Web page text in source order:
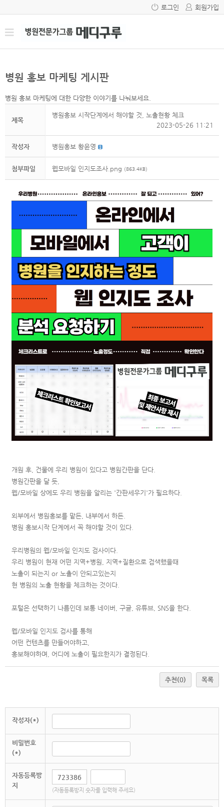
로그인 회원가입
병원 홍보 마케팅 게시판
병원 홍보 마케팅에 대한 다양한 이야기를 나눠보세요.
제목
병원홍보 시작단계에서 해야할 것, 노출현황 체크
2023-05-26 11:21
작성자 병원홍보 황윤영
첨부파일 웹모바일 인지도조사.png (863.4KB)
개원 후, 건물에 우리 병원이 있다고 병원간판을 단다.
병원간판을 달 듯,
웹/모바일 상에도 우리 병원을 알리는 '간판세우기'가 필요하다.
외부에서 병원홍보를 맡든, 내부에서 하든.
병원 홍보시작 단계에서 꼭 해야할 것이 있다.
우리병원의 웹/모바일 인지도 검사이다.
우리 병원이 현재 어떤 지역+병원, 지역+질환으로 검색했을때
노출이 되는지 or 노출이 안되고있는지
현 병원의 노출 현황을 체크하는 것이다.
포털은 선택하기 나름인데 보통 네이버, 구글, 유튜브, SNS을 한다.
웹/모바일 인지도 검사를 통해
어떤 컨텐츠를 만들어야하고,
홍보해야하며, 어디에 노출이 필요한지가 결정된다.
추천(0) 목록
작성자(*)
비밀번호
(*)
자동등록방
지
(자동등록방지 숫자를 입력해 주세요)